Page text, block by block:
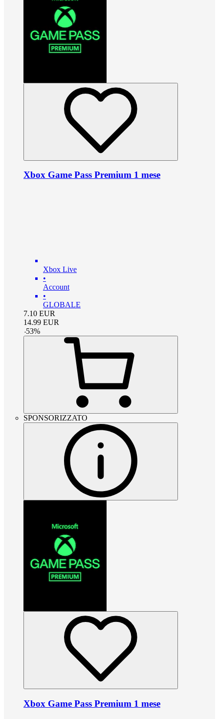
Xbox Game Pass Premium 1 mese
Xbox Live
•
Account
•
GLOBALE
7.10 EUR
14.99 EUR
-53%
SPONSORIZZATO
Xbox Game Pass Premium 1 mese